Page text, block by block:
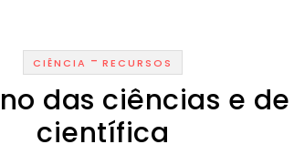
CIÊNCIA - RECURSOS
das ciências e
científica